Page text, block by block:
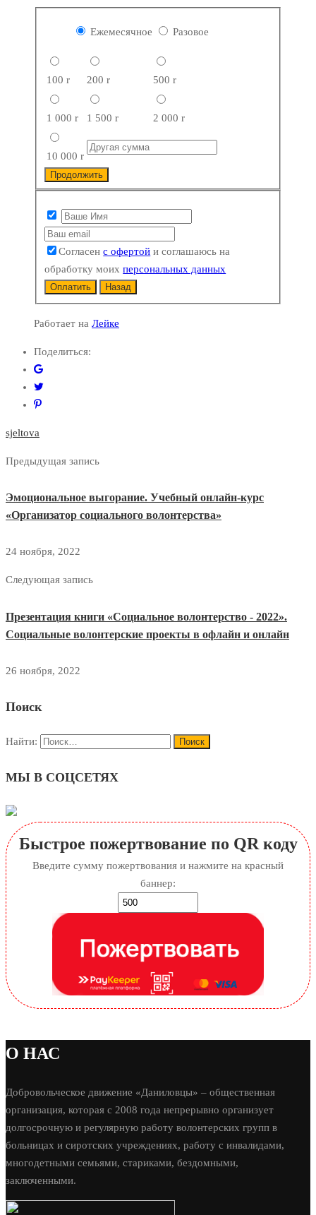
Ежемесячное Разовое
100r 200r 500r
1 000r 1 500r 2 000r
10 000r
Продолжить
Согласенс офертой и соглашаюсь на
обработку моихперсональных данных
Оплатить Назад
Работает на Лейке
Поделиться:
sjeltova
Предыдущая запись
Эмоциональное выгорание. Учебный онлайн-курс
«Организатор социального волонтерства»
24 ноября, 2022
Следующая запись
Презентация книги «Социальное волонтерство - 2022».
Cоциальные волонтерские проекты в офлайн и онлайн
26 ноября, 2022
Поиск
Найти:
МЫ В СОЦСЕТЯХ
Быстрое пожертвование по QR коду
Введите сумму пожертвования и нажмите на красный
баннер:
О НАС
Добровольческое движение «Даниловцы» – общественная
организация, которая с 2008 года непрерывно организует
долгосрочную и регулярную работу волонтерских групп в
больницах и сиротских учреждениях, работу с инвалидами,
многодетными семьями, стариками, бездомными,
заключенными.